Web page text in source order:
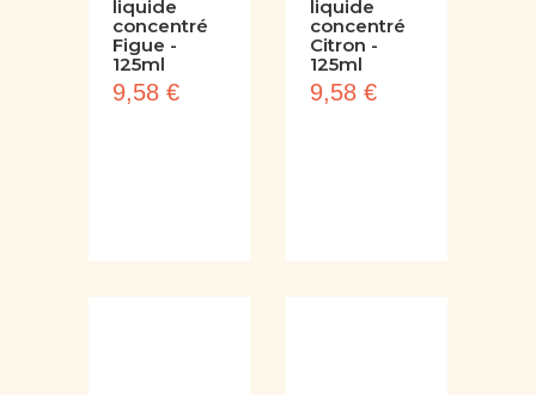
Ferrière -
Arôme
liquide
concentré
Figue -
125ml
Ferrière -
Arôme
liquide
concentré
Citron -
125ml